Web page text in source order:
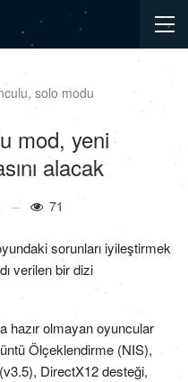
mod, yeni
alacak
71
sorunları iyileştirmek
verilen bir dizi
hazır olmayan oyuncular
Ölçeklendirme (NIS),
DirectX12 desteği,